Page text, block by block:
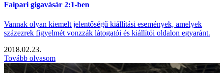
Faipari gigavásár 2:1-ben
Vannak olyan kiemelt jelentőségű kiállítási események, amelyek
százezrek figyelmét vonzzák látogatói és kiállítói oldalon egyaránt.
2018.02.23.
Tovább olvasom